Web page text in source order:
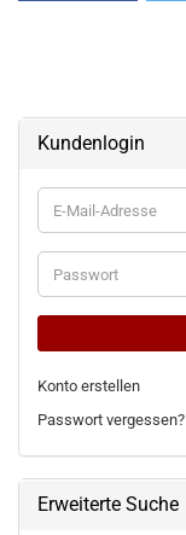
Kundenlogin
E-
Mail-
Adresse
Passwort
Konto erstellen
Passwort vergessen?
Erweiterte Suche